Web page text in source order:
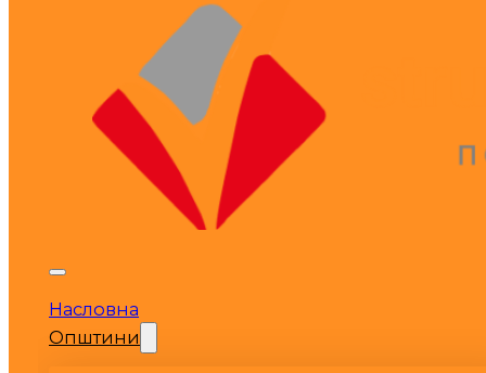
Насловна
Општини